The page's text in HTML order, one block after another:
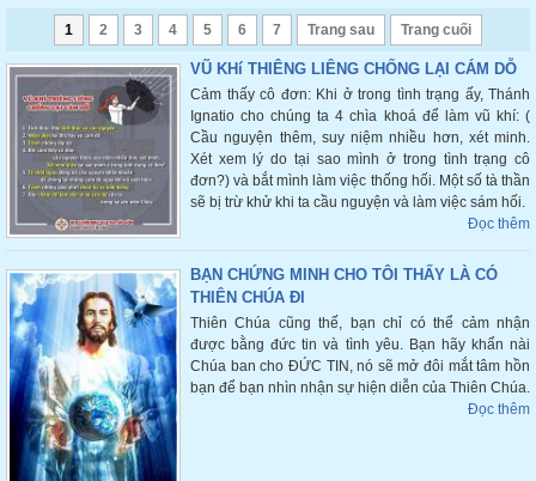
1 2 3 4 5 6 7 Trang sau Trang cuối
VŨ KHí THIÊNG LIÊNG CHỐNG LẠI CÁM DỖ
Cảm thấy cô đơn: Khi ở trong tình trạng ấy, Thánh
Ignatio cho chúng ta 4 chìa khoá để làm vũ khí: (
Cầu nguyện thêm, suy niệm nhiều hơn, xét minh.
Xét xem lý do tại sao mình ở trong tình trạng cô
đơn?) và bắt mình làm việc thống hối. Một số tà thần
sẽ bị trừ khử khi ta cầu nguyện và làm việc sám hối.
Đọc thêm
BẠN CHỨNG MINH CHO TÔI THẤY LÀ CÓ
THIÊN CHÚA ĐI
Thiên Chúa cũng thế, bạn chỉ có thể cảm nhận
được bằng đức tin và tình yêu. Bạn hãy khẩn nài
Chúa ban cho ĐỨC TIN, nó sẽ mở đôi mắt tâm hồn
bạn để bạn nhìn nhận sự hiện diễn của Thiên Chúa.
Đọc thêm